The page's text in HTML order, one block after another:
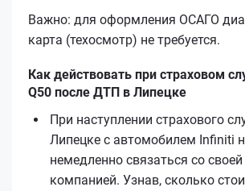
Важно: для оформления ОСАГО
карта (техосмотр) не требуется.
Как действовать при страховом
Q50 после ДТП в Липецке
При наступлении страхового
Липецке с автомобилем Infiniti
немедленно связаться со
компанией. Узнав, сколько